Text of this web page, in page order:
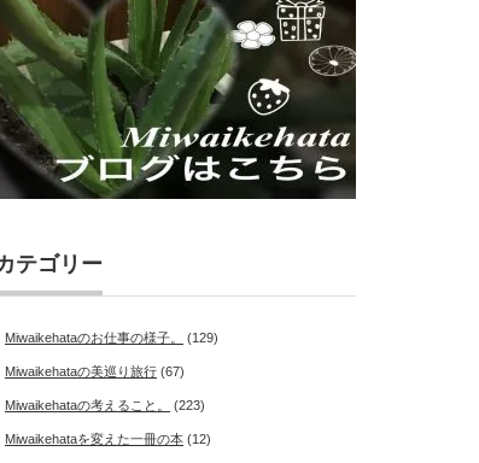
テゴリー
Miwaikehataのお仕事の様子。 (129)
Miwaikehataの美巡り旅行 (67)
Miwaikehataの考えること。 (223)
Miwaikehataを変えた一冊の本 (12)